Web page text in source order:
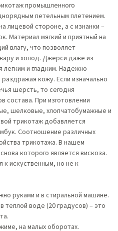
промышленного
петельным плетением.
лицевой стороне, а с изнанки –
Материал мягкий и приятный на
влагу, что позволяет
и холод. Джерси даже из
и гладким. Надежно
кожу. Если изначально
шерсть, то сегодня
состава. При изготовлении
шелковые, хлопчатобумажные и
трикотаж добавляется
Соотношение различных
трикотажа. В нашем
которого является вискоза.
к искуственным, но не к
руками и в стиральной машине.
воде (20 градусов) – это
на малых оборотах.